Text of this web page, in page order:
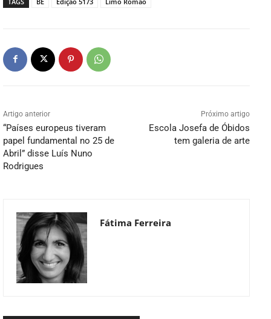
Artigo anterior
“Países europeus tiveram
papel fundamental no 25 de
Abril” disse Luís Nuno
Rodrigues
Próximo artigo
Escola Josefa de Óbidos
tem galeria de arte
Fátima Ferreira